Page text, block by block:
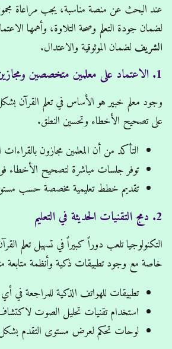
عند البحث عن منصة مناسبة، يجب مراعاة
لضمان جودة التعلم وصحة التلاوة، وأهمها
الشريفلضمان الموثوقية والاعتدال.
1. الاعتماد على معلمين متخصصين ومجازين
وجود معلم خبير هو الأساس في تعلم القرآن
على تصحيح الأخطاء وتحسين النطق.
التأكد من أن المعلمين مجازون بالقراءات
توفر جلسات مباشرة لتصحيح الأخطاء
تقديم خطط تعليمية مخصصة حسب
2. دمج التقنيات الحديثة في التعليم
التكنولوجيا تلعب دوراً كبيراً في تسهيل تعلم
خاصة مع وجود تطبيقات ذكية وأنظمة متابعة
تطبيقات للهواتف الذكية للمراجعة في
استخدام تقنيات تحليل الصوت
لوحات تحكم لعرض مستوى التقدم